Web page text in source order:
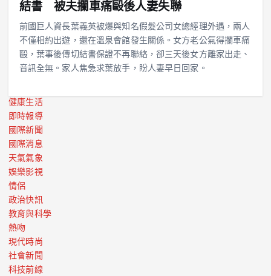
結書 被夫攔車痛毆後人妻失聯
前國巨人資長葉義英被爆與知名假髮公司女總經理外遇，兩人
不僅相約出遊，還在溫泉會館發生關係。女方老公氣得攔車痛
毆，葉事後傳切結書保證不再聯絡，卻三天後女方離家出走、
音訊全無。家人焦急求葉放手，盼人妻早日回家。
健康生活
即時報導
國際新聞
國際消息
天氣氣象
娛樂影視
情侶
政治快訊
教育與科學
熱吻
現代時尚
社會新聞
科技前線